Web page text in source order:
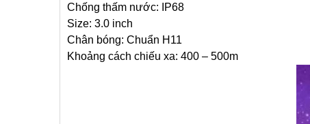
Chống thấm nước: IP68
Size: 3.0 inch
Chân bóng: Chuẩn H11
Khoảng cách chiếu xa: 400 – 500m